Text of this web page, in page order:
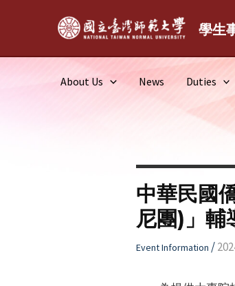
學生
About Us News Duties
中華民國
尼團)」輔
Event Information /